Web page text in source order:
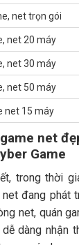
net trọn gói
net 20 máy
net 30 máy
net 50 máy
net 15 máy
net
Game
trong thời
đang phát
net, quán
dàng nhận